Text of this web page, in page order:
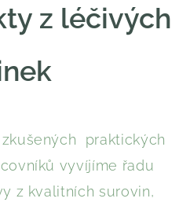
z léčivých
praktických
vyvíjíme řadu
z kvalitních surovin,